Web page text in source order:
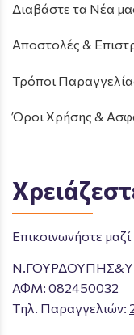
Διαβάστε τα Νέα
Αποστολές &
Τρόποι
Όροι Χρήσης &
Επικοινωνήστε μαζί
ΑΦΜ: 082450032
Tηλ. Παραγγελιών: